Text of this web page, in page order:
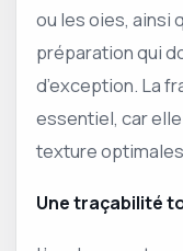
ou les oies, ainsi
préparation qui
d’exception. La
essentiel, car
texture
Une traçabilité